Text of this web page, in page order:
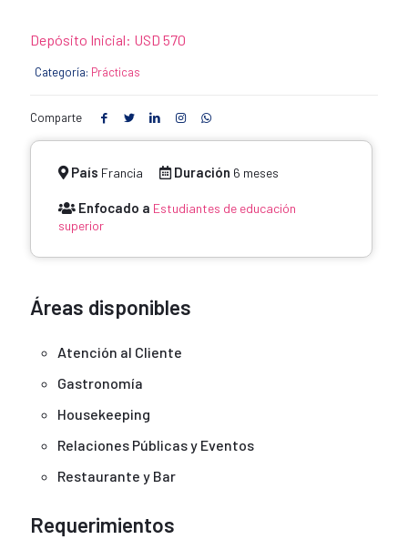
Depósito Inicial: USD 570
Categoría: Prácticas
Comparte
País Francia Duración 6 meses
Enfocado a Estudiantes de educación
superior
Áreas disponibles
Atención al Cliente
Gastronomía
Housekeeping
Relaciones Públicas y Eventos
Restaurante y Bar
Requerimientos